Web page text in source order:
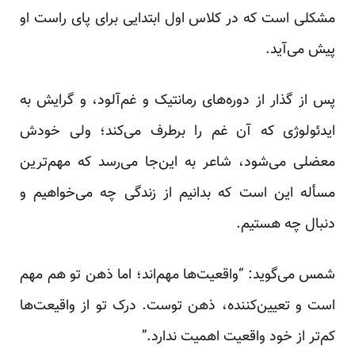
مشکلی است که در کلاس اول ابتدایی برای پای راست او
پیش می‌آید.
پس از گذار از دوره‌های رمانتیک و غم‌آلود، و گرایش به
ایدئولوژی که آن غم را برطرف می‌کند؛ ولی خودش
معضلی می‌شود، شاعر به این‌جا می‌رسد که مهم‌ترین
مسأله‌ این است که بدانیم از زندگی چه می‌خواهیم و
دنبال چه هستیم.
شمس می‌گوید: “واقعیت‌ها مهم‌اند؛ اما ذهن تو هم مهم
است و تعیین‌کننده، ذهن توست. درک تو از واقیعت‌ها
کم‌تر از خود واقعیت اهمیت ندارد.”